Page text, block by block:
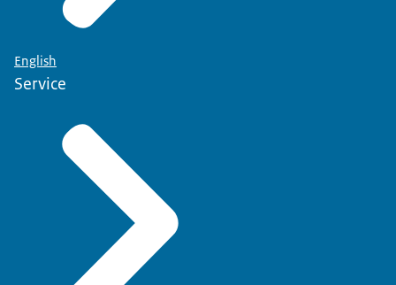
English
Service